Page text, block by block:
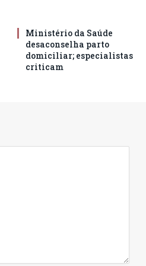
Ministério da Saúde
desaconselha parto
domiciliar; especialistas
criticam